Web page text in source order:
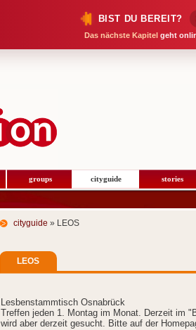
BIST DU BEREIT?
Das nächste Kapitel geht
groups cityguide stories
cityguide » LEOS
LEOS
Lesbenstammtisch Osnabrück
Treffen jeden 1. Montag im Monat. Derzeit im
wird aber derzeit gesucht. Bitte auf der